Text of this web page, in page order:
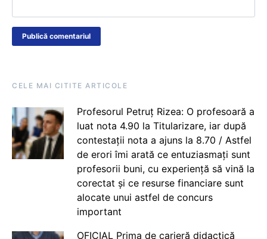
CELE MAI CITITE ARTICOLE
Profesorul Petruț Rizea: O profesoară a
luat nota 4.90 la Titularizare, iar după
contestații nota a ajuns la 8.70 / Astfel
de erori îmi arată ce entuziasmați sunt
profesorii buni, cu experiență să vină la
corectat și ce resurse financiare sunt
alocate unui astfel de concurs
important
OFICIAL Prima de carieră didactică